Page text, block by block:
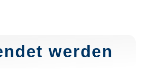
werden